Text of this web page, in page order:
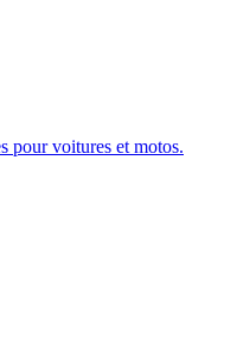
pour voitures et motos.